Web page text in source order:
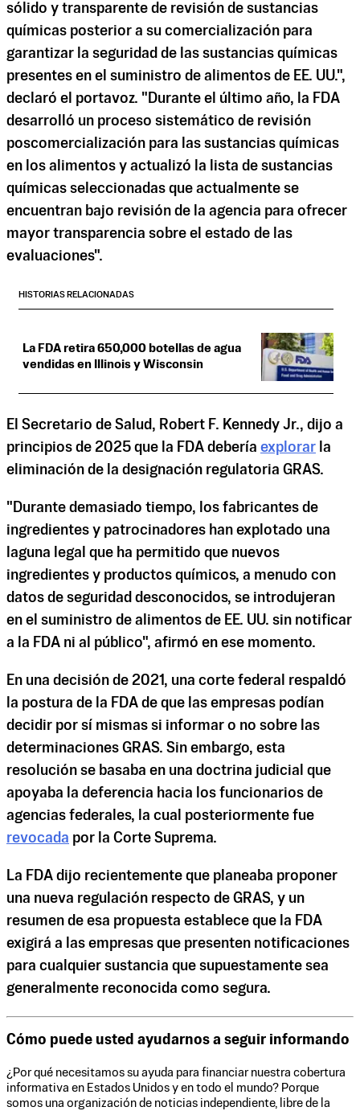
sólido y transparente de revisión de sustancias
químicas posterior a su comercialización para
garantizar la seguridad de las sustancias químicas
presentes en el suministro de alimentos de EE. UU.",
declaró el portavoz. "Durante el último año, la FDA
desarrolló un proceso sistemático de revisión
poscomercialización para las sustancias químicas
en los alimentos y actualizó la lista de sustancias
químicas seleccionadas que actualmente se
encuentran bajo revisión de la agencia para ofrecer
mayor transparencia sobre el estado de las
evaluaciones".
HISTORIAS RELACIONADAS
La FDA retira 650,000 botellas de agua
vendidas en Illinois y Wisconsin
El Secretario de Salud, Robert F. Kennedy Jr., dijo a
principios de 2025 que la FDA debería explorar la
eliminación de la designación regulatoria GRAS.
"Durante demasiado tiempo, los fabricantes de
ingredientes y patrocinadores han explotado una
laguna legal que ha permitido que nuevos
ingredientes y productos químicos, a menudo con
datos de seguridad desconocidos, se introdujeran
en el suministro de alimentos de EE. UU. sin notificar
a la FDA ni al público", afirmó en ese momento.
En una decisión de 2021, una corte federal respaldó
la postura de la FDA de que las empresas podían
decidir por sí mismas si informar o no sobre las
determinaciones GRAS. Sin embargo, esta
resolución se basaba en una doctrina judicial que
apoyaba la deferencia hacia los funcionarios de
agencias federales, la cual posteriormente fue
revocada por la Corte Suprema.
La FDA dijo recientemente que planeaba proponer
una nueva regulación respecto de GRAS, y un
resumen de esa propuesta establece que la FDA
exigirá a las empresas que presenten notificaciones
para cualquier sustancia que supuestamente sea
generalmente reconocida como segura.
Cómo puede usted ayudarnos a seguir informando
¿Por qué necesitamos su ayuda para financiar nuestra cobertura
informativa en Estados Unidos y en todo el mundo? Porque
somos una organización de noticias independiente, libre de la